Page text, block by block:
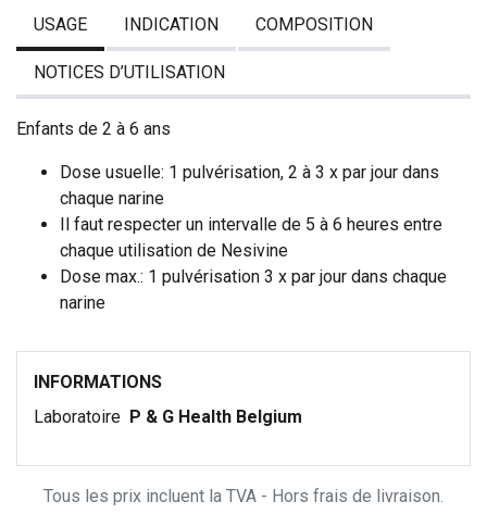
USAGE INDICATION COMPOSITION
NOTICES D’UTILISATION
Enfants de 2 à 6 ans
Dose usuelle: 1 pulvérisation, 2 à 3 x par jour dans
chaque narine
Il faut respecter un intervalle de 5 à 6 heures entre
chaque utilisation de Nesivine
Dose max.: 1 pulvérisation 3 x par jour dans chaque
narine
INFORMATIONS
Laboratoire P & G Health Belgium
Tous les prix incluent la TVA - Hors frais de livraison.